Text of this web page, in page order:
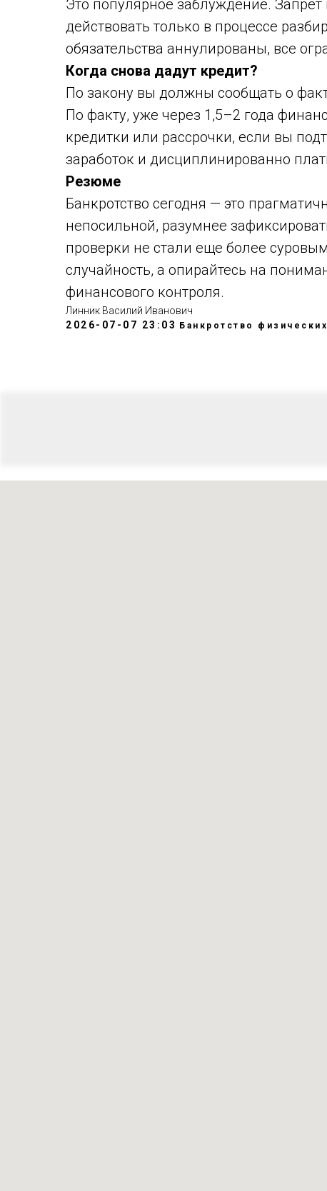
Это популярное заблуждение.
действовать только в процессе
обязательства аннулированы, все
Когда снова дадут кредит?
По закону вы должны сообщать о
По факту, уже через 1,5–2 года
кредитки или рассрочки, если вы
заработок и дисциплинированно
Резюме
Банкротство сегодня — это
непосильной, разумнее
проверки не стали еще более
случайность, а опирайтесь на
финансового контроля.
Линник Василий Иванович
2026-07-07 23:03
Банкротство